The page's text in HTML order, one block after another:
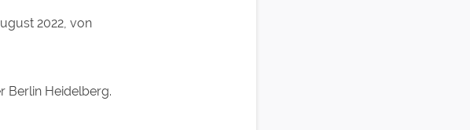
2022, von
Berlin Heidelberg.